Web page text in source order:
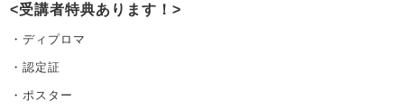
受講者特典あります！
・ディプロマ
・認定証
・ポスター